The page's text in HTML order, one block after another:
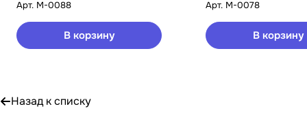
Арт. M-0088
В корзину
Арт. M-0078
В корзину
Назад к списку